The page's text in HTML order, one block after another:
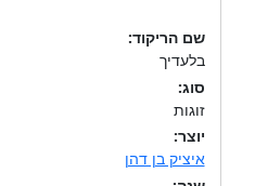
שם הריקוד:
בלעדיך
סוג:
זוגות
יוצר:
איציק בן דהן